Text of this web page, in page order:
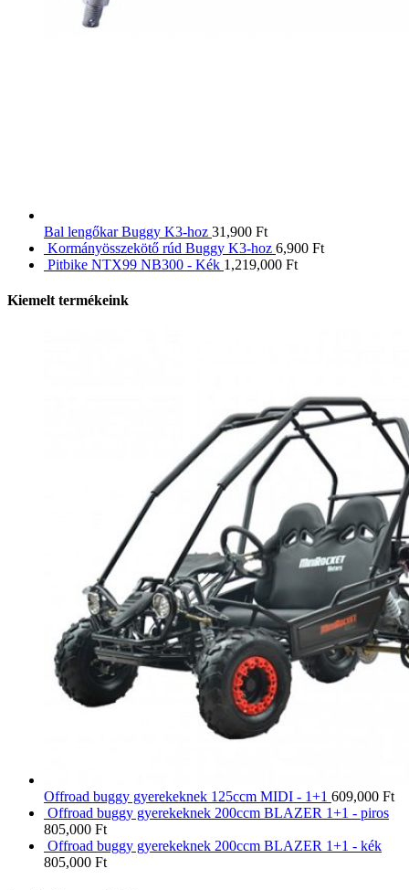
Bal lengőkar Buggy K3-hoz 31,900 Ft
Kormányösszekötő rúd Buggy K3-hoz 6,900 Ft
Pitbike NTX99 NB300 - Kék 1,219,000 Ft
Kiemelt termékeink
Offroad buggy gyerekeknek 125ccm MIDI - 1+1 609,000 Ft
Offroad buggy gyerekeknek 200ccm BLAZER 1+1 - piros
805,000 Ft
Offroad buggy gyerekeknek 200ccm BLAZER 1+1 - kék
805,000 Ft